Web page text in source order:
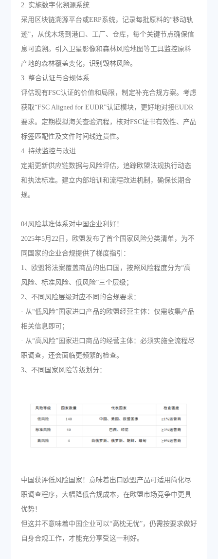
2. 实施数字化溯源系统
采用区块链溯源平台或ERP系统，记录每批原料的“移动轨
迹”，从伐木场到港口、工厂、仓库，每个关键节点确保信
息可追溯。引入卫星影像和森林风险地图等工具监控原料
产地的森林覆盖变化，识别毁林风险。
3. 整合认证与合规体系
评估现有FSC认证的价值和局限，制定补充合规方案。考虑
获取“FSC Aligned for EUDR”认证模块，更好地对接EUDR
要求。定期模拟海关查验流程，核对FSC证书有效性、产品
标签匹配性及文件时间线连贯性。
4. 持续监控与改进
定期更新供应链数据与风险评估，追踪欧盟法规执行动态
和执法标准。建立内部培训和流程改进机制，确保长期合
规。
04风险基准体系对中国企业利好！
2025年5月22日，欧盟发布了首个国家风险分类清单，为不
同国家的企业合规提供了梯度指引：
1、欧盟将法案覆盖商品的出口国，按照风险程度分为“高
风险、标准风险、低风险”三个层级；
2、不同风险层级对应不同的合规要求：
· 从“低风险”国家进口产品的欧盟经营主体：仅需收集产品
相关信息即可；
· 从“高风险”国家进口商品的经营主体：必须实施全流程尽
职调查，还会面临更频繁的检查。
3、不同国家风险等级划分：
中国获评低风险国家！意味着出口欧盟产品可适用简化尽
职调查程序，大幅降低合规成本，在欧盟市场竞争中更具
优势！
但这并不意味着中国企业可以“高枕无忧”，仍需按要求做好
自身合规工作，才能充分享受这一利好。